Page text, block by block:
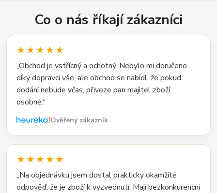
Co o nás říkají zákazníci
★★★★★
„Obchod je vstřícný a ochotný. Nebylo mi doručeno
díky dopravci vše, ale obchod se nabídl, že pokud
dodání nebude včas, přiveze pan majitel zboží
osobně.“
Ověřený zákazník
★★★★★
„Na objednávku jsem dostal prakticky okamžitě
odpověď, že je zboží k vyzvednutí. Mají bezkonkurenční